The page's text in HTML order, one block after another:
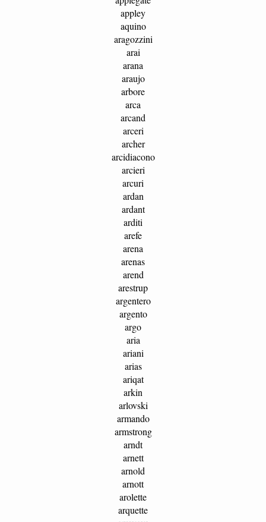
appley
aquino
aragozzini
arai
arana
araujo
arbore
arca
arcand
arceri
archer
arcidiacono
arcieri
arcuri
ardan
ardant
arditi
arefe
arena
arenas
arend
arestrup
argentero
argento
argo
aria
ariani
arias
ariqat
arkin
arlovski
armando
armstrong
arndt
arnett
arnold
arnott
arolette
arquette